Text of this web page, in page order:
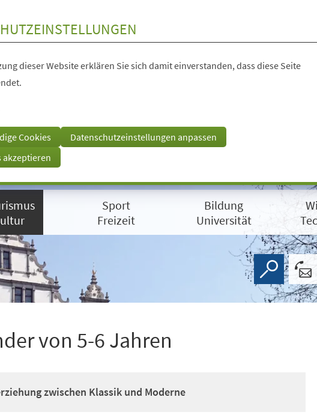
dieser Website erklären Sie sich damit einverstanden, dass diese Seite
Cookies
Datenschutzeinstellungen anpassen
akzeptieren
Sport
Freizeit
Bildung
Universität
von 5-6 Jahren
zwischen Klassik und Moderne